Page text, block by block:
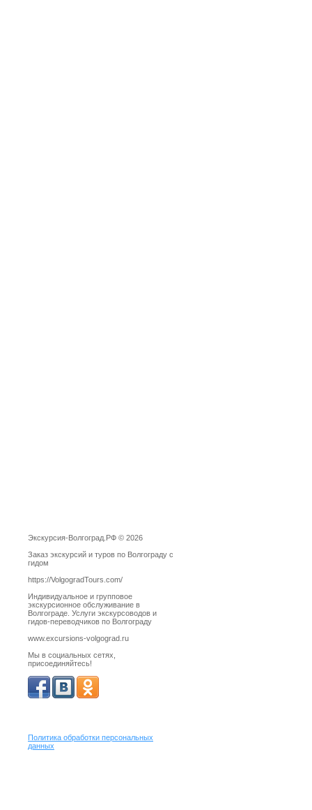
Экскурсия-Волгоград.РФ © 2026
Заказ экскурсий и туров по Волгограду с
гидом
https://VolgogradTours.com/
Индивидуальное и групповое
экскурсионное обслуживание в
Волгограде. Услуги экскурсоводов и
гидов-переводчиков по Волгограду
www.excursions-volgograd.ru
Мы в социальных сетях,
присоединяйтесь!
Политика обработки персональных
данных